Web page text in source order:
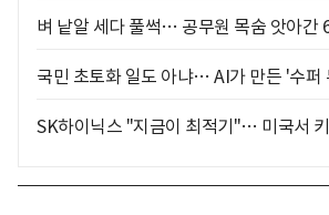
벼 낱알 세다 풀썩… 공무원 목숨 앗아간
국민 초토화 일도 아냐… AI가 만든 '수퍼
SK하이닉스 "지금이 최적기"… 미국서